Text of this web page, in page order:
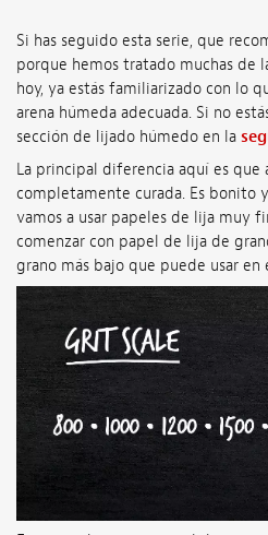
Si has seguido esta serie, que
porque hemos tratado muchas de
hoy, ya estás familiarizado con lo
arena húmeda adecuada. Si no
sección de lijado húmedo en la
La principal diferencia aquí es que
completamente curada. Es bonito
vamos a usar papeles de lija muy
comenzar con papel de lija de
grano más bajo que puede usar en